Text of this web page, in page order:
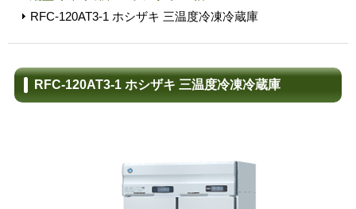
RFC-120AT3-1 ホシザキ 三温度冷凍冷蔵庫
RFC-120AT3-1 ホシザキ 三温度冷凍冷蔵庫